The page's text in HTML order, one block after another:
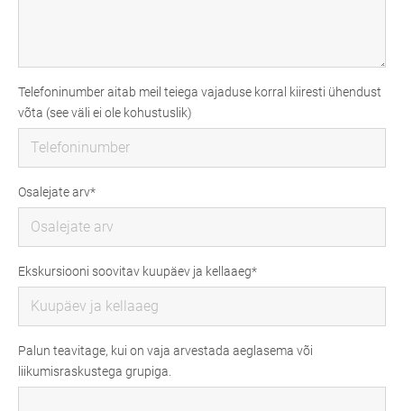
Telefoninumber aitab meil teiega vajaduse korral kiiresti ühendust
võta (see väli ei ole kohustuslik)
Osalejate arv
Ekskursiooni soovitav kuupäev ja kellaaeg
Palun teavitage, kui on vaja arvestada aeglasema või
liikumisraskustega grupiga.